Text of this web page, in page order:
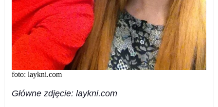
foto: laykni.com
Główne zdjęcie: laykni.com